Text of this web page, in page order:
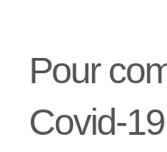
Pour
Covid-